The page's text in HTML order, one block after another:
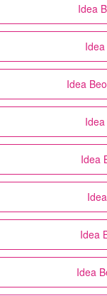
Idea
Idea
Idea
Idea
Idea
Idea
Idea
Idea